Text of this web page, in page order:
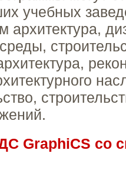
учебных
архитектура,
GraphiCS со